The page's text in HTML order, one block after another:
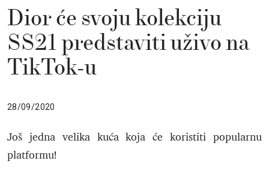
Dior će svoju kolekciju
SS21 predstaviti uživo na
TikTok-u
28/09/2020
Još jedna velika kuća koja će koristiti popularnu
platformu!